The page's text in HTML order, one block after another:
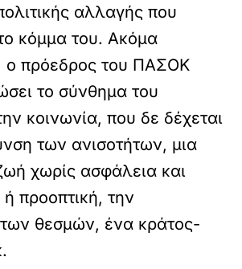
αλλαγής που
κόμμα του. Ακόμα
ο πρόεδρος του ΠΑΣΟΚ
το σύνθημα του
κοινωνία, που δε δέχεται
των ανισοτήτων, μια
χωρίς ασφάλεια και
ή προοπτική, την
θεσμών, ένα κράτος-